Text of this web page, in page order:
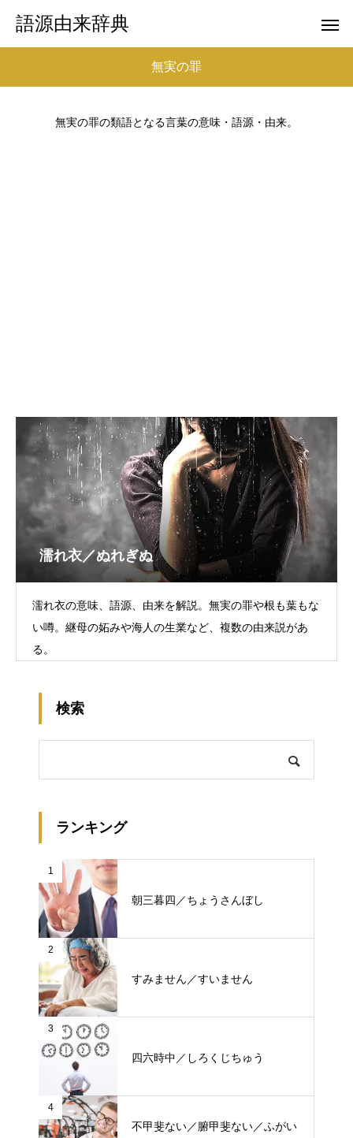
語源由来辞典
無実の罪
無実の罪の類語となる言葉の意味・語源・由来。
濡れ衣／ぬれぎぬ
濡れ衣の意味、語源、由来を解説。無実の罪や根も葉もな
い噂。継母の妬みや海人の生業など、複数の由来説があ
る。
検索
ランキング
1
朝三暮四／ちょうさんぼし
2
すみません／すいません
3
四六時中／しろくじちゅう
4
不甲斐ない／腑甲斐ない／ふがい